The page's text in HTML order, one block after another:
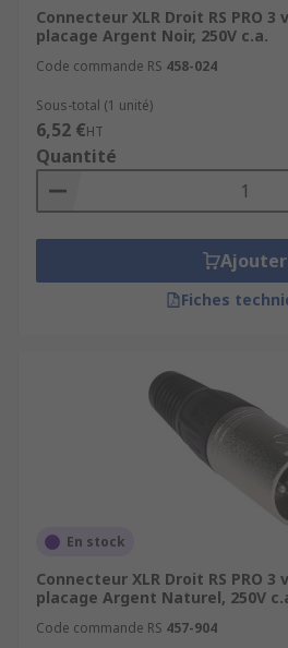
Des connecteurs XLR
robustes
Pensés pour une
sécurisée
assurent unetransmission
perte de signal. Résistants aux
poussière et aux
conviennent aussi bien pour
techniques que pour les scènes
Applications : audio,
alimentation
connecteurs XLR
sont
nombreuses applications :
Alimentation
Intégration dans les
Grâce à la variété detypes de
Connecteur XLR Droit RS PRO 3
placage Argent Noir, 250V c.a.
Code commande RS 458-024
Sous-total (1 unité)
6,52 €HT
Quantité
Ajouter
Fiches
En stock
Connecteur XLR Droit RS PRO 3
placage Argent Naturel, 250V
Code commande RS 457-904